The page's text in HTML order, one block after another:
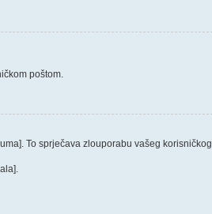
poštom.
To sprječava zlouporabu vašeg korisničkog